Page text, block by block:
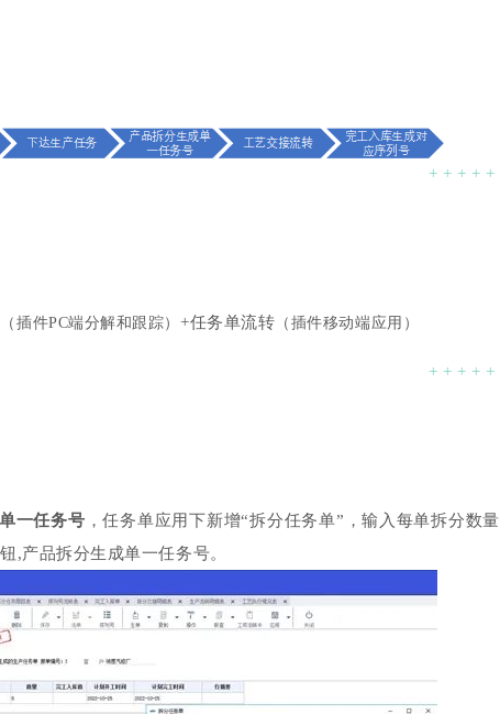
+ + + + +
（插件PC端分解和跟踪） +任务单流转 （插件移动端应用）
+ + + + +
一任务号 ，任务单应用下新增“拆分任务单”，输入每单拆分数量
,产品拆分生成单一任务号。